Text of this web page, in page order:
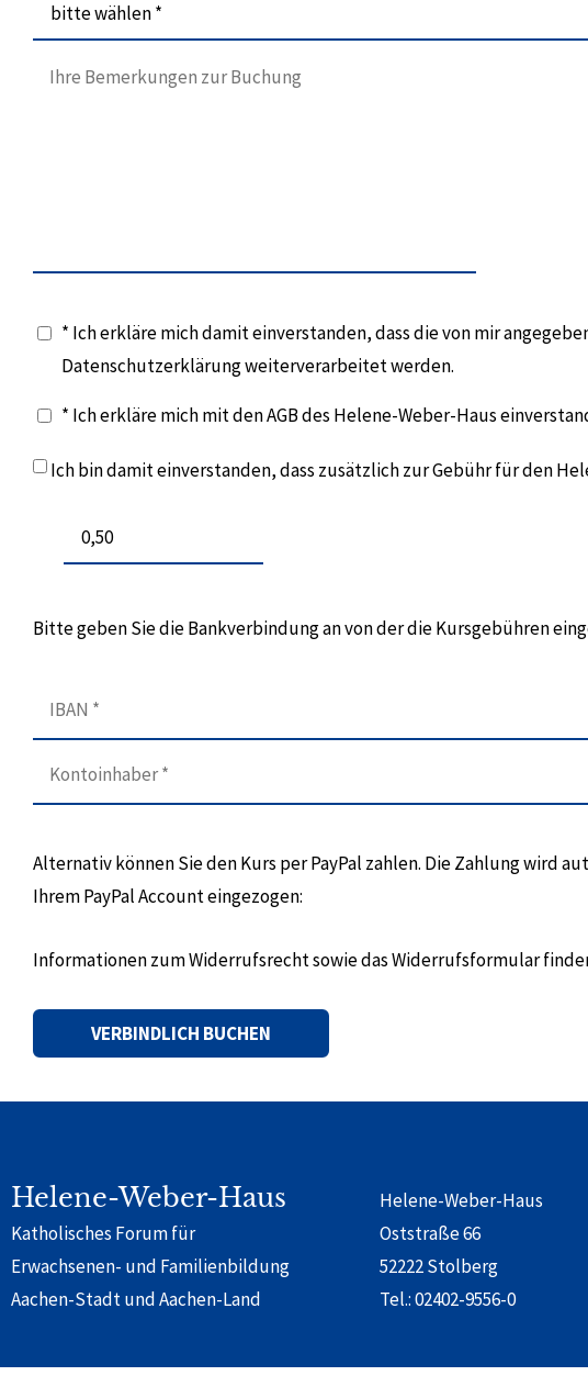
bitte wählen *
* Ich erkläre mich damit einverstanden, dass die von mir
Datenschutzerklärung weiterverarbeitet werden.
* Ich erkläre mich mit den AGB des Helene-Weber-Haus
Ich bin damit einverstanden, dass zusätzlich zur Gebühr für den
Bitte geben Sie die Bankverbindung an von der die Kursgebühren
Alternativ können Sie den Kurs per PayPal zahlen. Die Zahlung wird
Ihrem PayPal Account eingezogen:
Informationen zum Widerrufsrecht sowie das Widerrufsformular
Helene-Weber-Haus
Katholisches Forum für
Erwachsenen- und Familienbildung
Aachen-Stadt und Aachen-Land
Helene-Weber-Haus
Oststraße 66
52222 Stolberg
Tel.:02402-9556-0